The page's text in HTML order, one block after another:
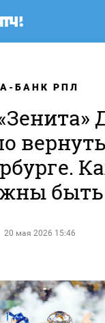
БАНК РПЛ
20 мая 2026 15:46